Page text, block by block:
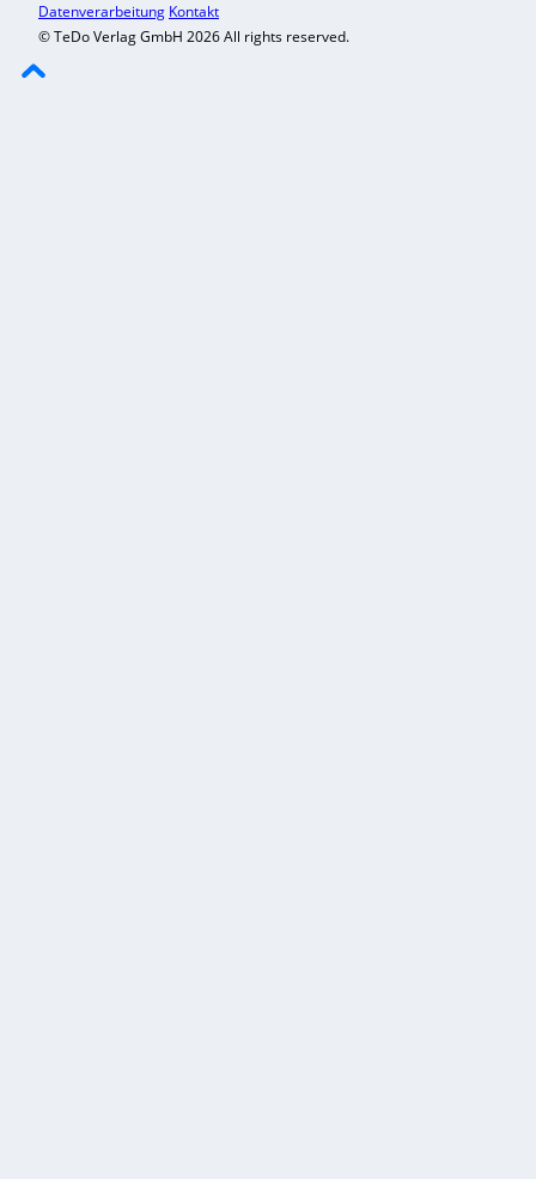
Datenverarbeitung Kontakt
© TeDo Verlag GmbH 2026 All rights reserved.